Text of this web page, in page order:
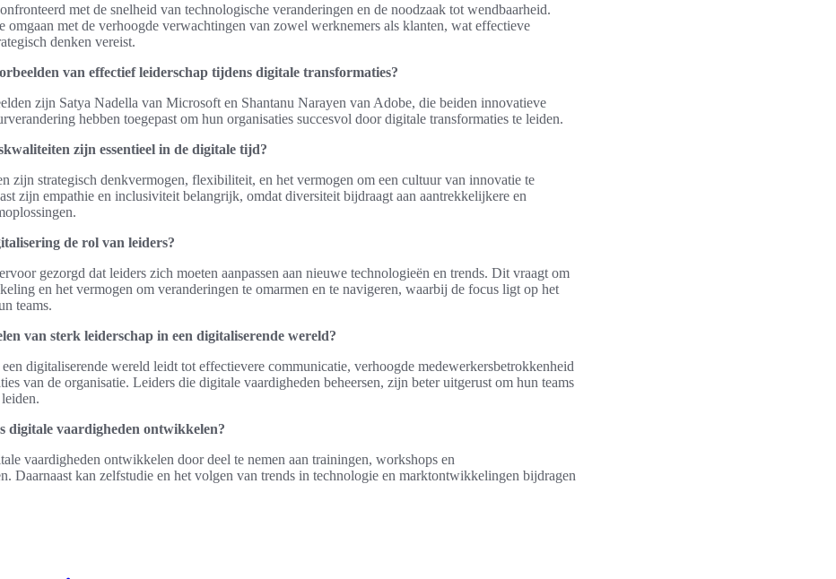
met de snelheid van technologische veranderingen en de noodzaak tot wendbaarheid.
omgaan met de verhoogde verwachtingen van zowel werknemers als klanten, wat effectieve
denken vereist.
van effectief leiderschap tijdens digitale transformaties?
zijn Satya Nadella van Microsoft en Shantanu Narayen van Adobe, die beiden innovatieve
hebben toegepast om hun organisaties succesvol door digitale transformaties te leiden.
zijn essentieel in de digitale tijd?
zijn strategisch denkvermogen, flexibiliteit, en het vermogen om een cultuur van innovatie te
zijn empathie en inclusiviteit belangrijk, omdat diversiteit bijdraagt aan aantrekkelijkere en
de rol van leiders?
gezorgd dat leiders zich moeten aanpassen aan nieuwe technologieën en trends. Dit vraagt om
en het vermogen om veranderingen te omarmen en te navigeren, waarbij de focus ligt op het
teams.
van sterk leiderschap in een digitaliserende wereld?
digitaliserende wereld leidt tot effectievere communicatie, verhoogde medewerkersbetrokkenheid
van de organisatie. Leiders die digitale vaardigheden beheersen, zijn beter uitgerust om hun teams
digitale vaardigheden ontwikkelen?
vaardigheden ontwikkelen door deel te nemen aan trainingen, workshops en
Daarnaast kan zelfstudie en het volgen van trends in technologie en marktontwikkelingen bijdragen